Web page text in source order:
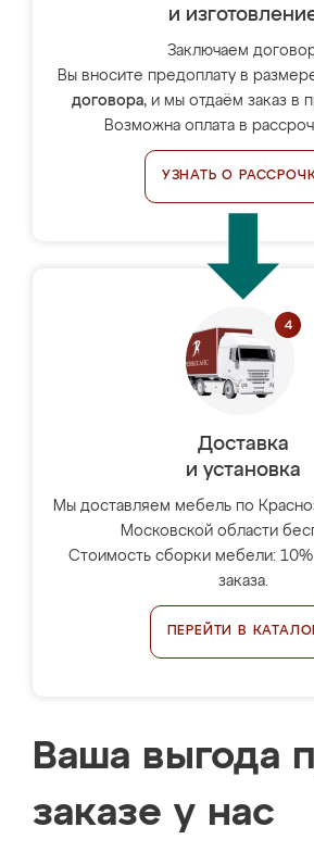
и
Заключаем
Вы вносите предоплату в
договора, и мы отдаём заказ в
Возможна оплата в
УЗНАТЬ О
Доставка
и установка
Мы доставляем мебель по
Московской области
Стоимость сборки мебели:
заказа.
ПЕРЕЙТИ В
Ваша выгода
заказе у нас